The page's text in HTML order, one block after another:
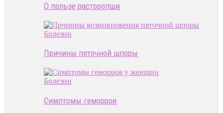
О пользе расторопши
Болезни
Причины пяточной шпоры
Болезни
Симптомы геморроя